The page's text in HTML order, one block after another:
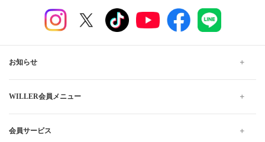
お知らせ
WILLER会員メニュー
会員サービス